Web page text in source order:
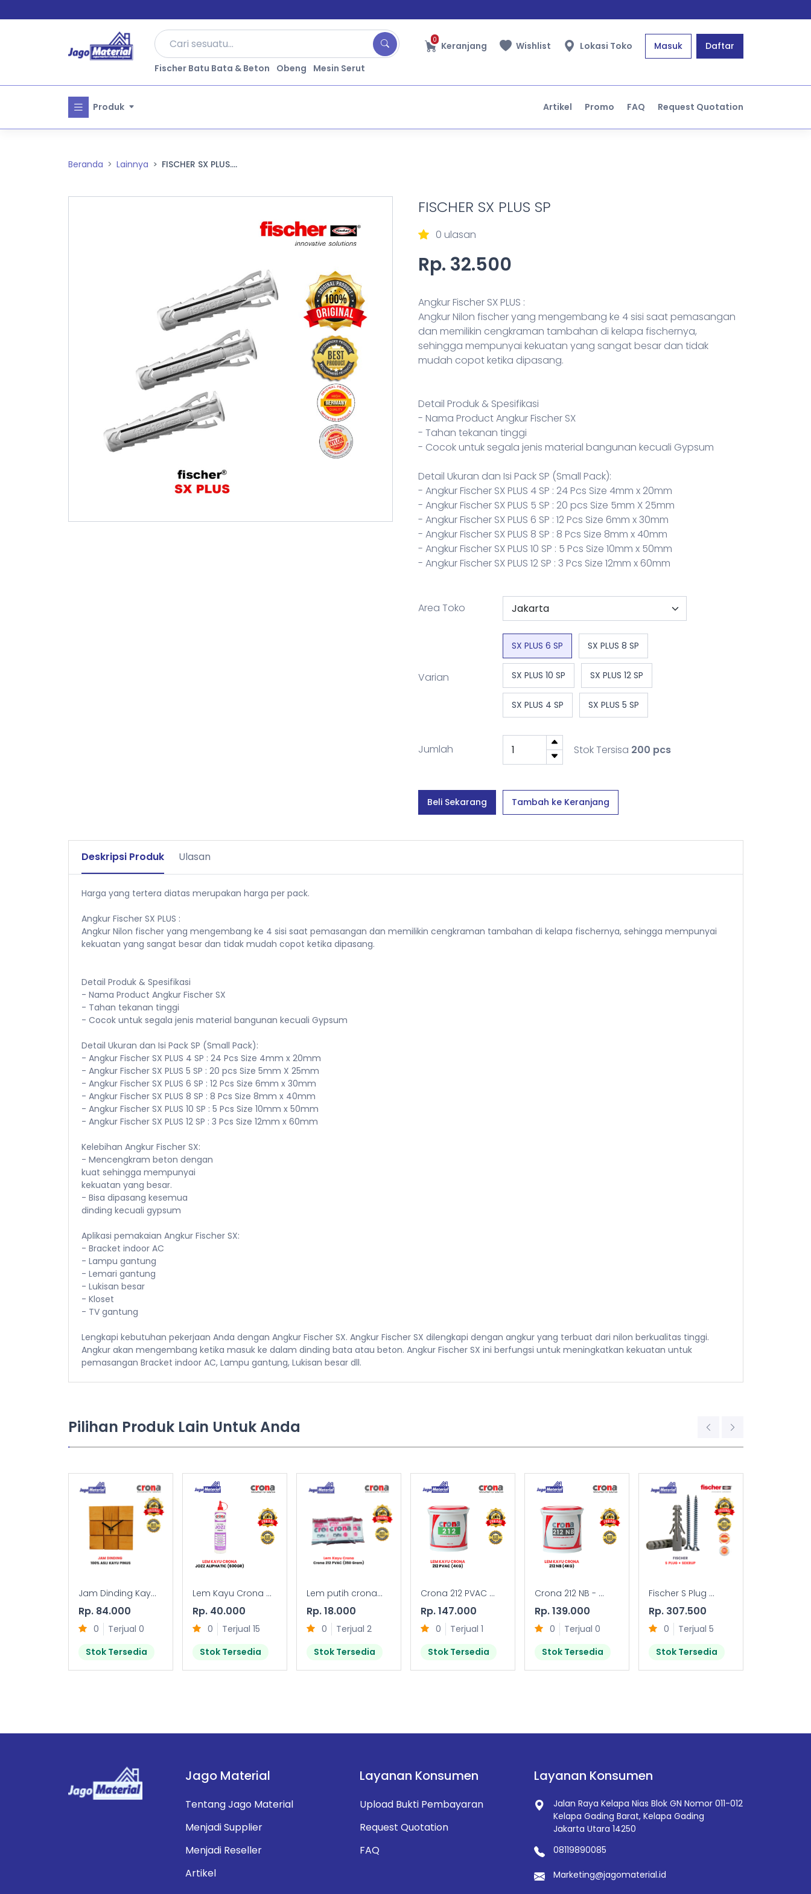
Fischer Batu Bata & Beton Obeng Mesin Serut
Keranjang
0 Wishlist Lokasi Toko Masuk Daftar
Produk Artikel Promo FAQ Request Quotation
Beranda Lainnya FISCHER SX PLUS....
FISCHER SX PLUS SP
0 ulasan
Rp. 32.500
Angkur Fischer SX PLUS :
Angkur Nilon fischer yang mengembang ke 4 sisi saat pemasangan
dan memilikin cengkraman tambahan di kelapa fischernya,
sehingga mempunyai kekuatan yang sangat besar dan tidak
mudah copot ketika dipasang.
Detail Produk & Spesifikasi
- Nama Product Angkur Fischer SX
- Tahan tekanan tinggi
- Cocok untuk segala jenis material bangunan kecuali Gypsum
Detail Ukuran dan Isi Pack SP (Small Pack):
- Angkur Fischer SX PLUS 4 SP : 24 Pcs Size 4mm x 20mm
- Angkur Fischer SX PLUS 5 SP : 20 pcs Size 5mm X 25mm
- Angkur Fischer SX PLUS 6 SP : 12 Pcs Size 6mm x 30mm
- Angkur Fischer SX PLUS 8 SP : 8 Pcs Size 8mm x 40mm
- Angkur Fischer SX PLUS 10 SP : 5 Pcs Size 10mm x 50mm
- Angkur Fischer SX PLUS 12 SP : 3 Pcs Size 12mm x 60mm
Area Toko
Varian
SX PLUS 6 SP SX PLUS 8 SP
SX PLUS 10 SP SX PLUS 12 SP
SX PLUS 4 SP SX PLUS 5 SP
Jumlah Stok Tersisa 200 pcs
Beli Sekarang Tambah ke Keranjang
Deskripsi Produk Ulasan
Harga yang tertera diatas merupakan harga per pack.
Angkur Fischer SX PLUS :
Angkur Nilon fischer yang mengembang ke 4 sisi saat pemasangan dan memilikin cengkraman tambahan di kelapa fischernya, sehingga mempunyai
kekuatan yang sangat besar dan tidak mudah copot ketika dipasang.
Detail Produk & Spesifikasi
- Nama Product Angkur Fischer SX
- Tahan tekanan tinggi
- Cocok untuk segala jenis material bangunan kecuali Gypsum
Detail Ukuran dan Isi Pack SP (Small Pack):
- Angkur Fischer SX PLUS 4 SP : 24 Pcs Size 4mm x 20mm
- Angkur Fischer SX PLUS 5 SP : 20 pcs Size 5mm X 25mm
- Angkur Fischer SX PLUS 6 SP : 12 Pcs Size 6mm x 30mm
- Angkur Fischer SX PLUS 8 SP : 8 Pcs Size 8mm x 40mm
- Angkur Fischer SX PLUS 10 SP : 5 Pcs Size 10mm x 50mm
- Angkur Fischer SX PLUS 12 SP : 3 Pcs Size 12mm x 60mm
Kelebihan Angkur Fischer SX:
- Mencengkram beton dengan
kuat sehingga mempunyai
kekuatan yang besar.
- Bisa dipasang kesemua
dinding kecuali gypsum
Aplikasi pemakaian Angkur Fischer SX:
- Bracket indoor AC
- Lampu gantung
- Lemari gantung
- Lukisan besar
- Kloset
- TV gantung
Lengkapi kebutuhan pekerjaan Anda dengan Angkur Fischer SX. Angkur Fischer SX dilengkapi dengan angkur yang terbuat dari nilon berkualitas tinggi.
Angkur akan mengembang ketika masuk ke dalam dinding bata atau beton. Angkur Fischer SX ini berfungsi untuk meningkatkan kekuatan untuk
pemasangan Bracket indoor AC, Lampu gantung, Lukisan besar dll.
Pilihan Produk Lain Untuk Anda
Jam Dinding Kay...
Rp. 84.000
0
Terjual 0
Stok Tersedia
Lem Kayu Crona ...
Rp. 40.000
0
Terjual 15
Stok Tersedia
Lem putih crona...
Rp. 18.000
0
Terjual 2
Stok Tersedia
Crona 212 PVAC ...
Rp. 147.000
0
Terjual 1
Stok Tersedia
Crona 212 NB - ...
Rp. 139.000
0
Terjual 0
Stok Tersedia
Fischer S Plug ...
Rp. 307.500
0
Terjual 5
Stok Tersedia
Jago Material
Tentang Jago Material
Menjadi Supplier
Menjadi Reseller
Artikel
Layanan Konsumen
Upload Bukti Pembayaran
Request Quotation
FAQ
Layanan Konsumen
Jalan Raya Kelapa Nias Blok GN Nomor 011-012
Kelapa Gading Barat, Kelapa Gading
Jakarta Utara 14250
08119890085
Marketing@jagomaterial.id